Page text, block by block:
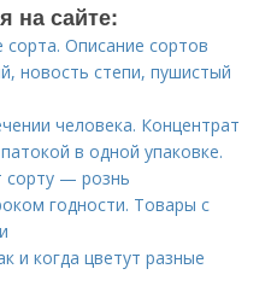
на сайте:
Описание сортов
новость степи, пушистый
человека. Концентрат
в одной упаковке.
сорту — рознь
годности. Товары с
и когда цветут разные